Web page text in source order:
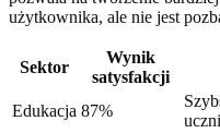
użytkownika, ale nie jest
Sektor
Wynik
satysfakcji
Edukacja 87%